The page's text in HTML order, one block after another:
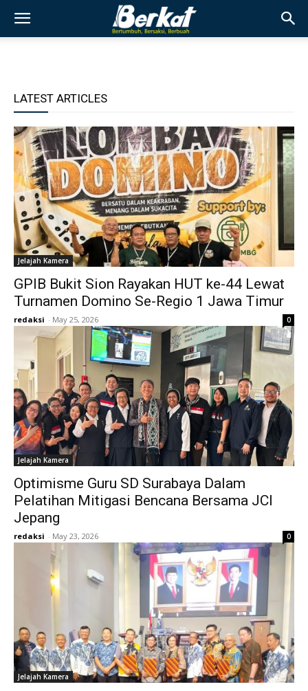
LATEST ARTICLES
Jelajah Kamera
GPIB Bukit Sion Rayakan HUT ke-44 Lewat
Turnamen Domino Se-Regio 1 Jawa Timur
redaksi - May 25, 2026 0
Jelajah Kamera
Optimisme Guru SD Surabaya Dalam
Pelatihan Mitigasi Bencana Bersama JCI
Jepang
redaksi - May 23, 2026 0
Jelajah Kamera